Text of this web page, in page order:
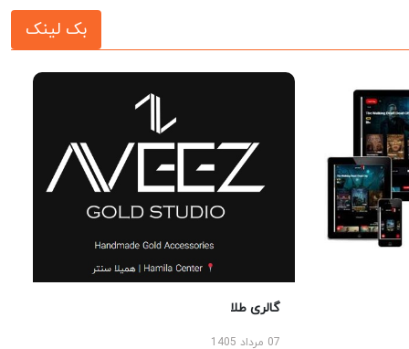
بک لینک
گالری طلا
07 مرداد 1405